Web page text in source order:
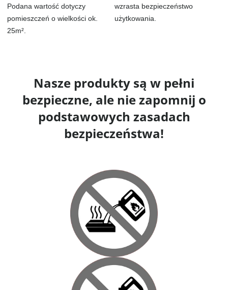
Podana wartość dotyczy
pomieszczeń o wielkości ok.
25m².
wzrasta bezpieczeństwo
użytkowania.
Nasze produkty są w pełni
bezpieczne, ale nie zapomnij o
podstawowych zasadach
bezpieczeństwa!